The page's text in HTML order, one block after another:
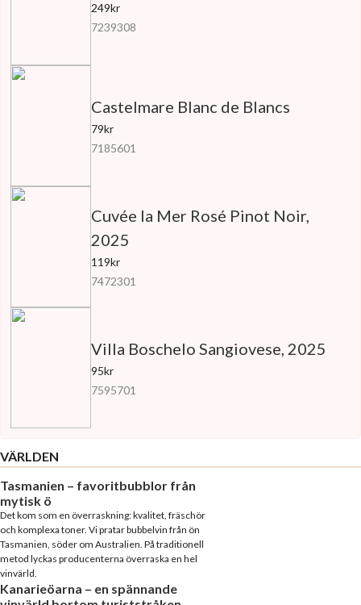
249kr
7239308
Castelmare Blanc de Blancs
79kr
7185601
Cuvée la Mer Rosé Pinot Noir,
2025
119kr
7472301
Villa Boschelo Sangiovese, 2025
95kr
7595701
VÄRLDEN
Tasmanien – favoritbubblor från
mytisk ö
Det kom som en överraskning: kvalitet, fräschör
och komplexa toner. Vi pratar bubbelvin från ön
Tasmanien, söder om Australien. På traditionell
metod lyckas producenterna överraska en hel
vinvärld.
Kanarieöarna – en spännande